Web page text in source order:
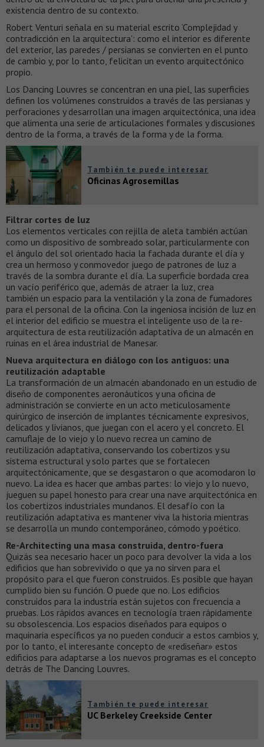
existencia dentro de su contexto.
Robert Venturi señala en su material escrito ‘Complejidad y
contradicción en la arquitectura’: como el interior es diferente
del exterior, las paredes / persianas se convierten en el punto
de cambio y, por lo tanto, felicitan un evento arquitectónico
propio.
Los Dancing Louvres se concentran en una piel, las superficies
definen los volúmenes construidos a través de las persianas y
perforaciones y desarrollan una imagen arquitectónica, una idea
que alimenta una serie de articulaciones formales y discusiones
dentro de la forma, a través de la forma y de la forma.
También te puede interesar
Oficinas Agrosemillas
Filtrar cortes de luz
Los elementos verticales con rejilla de aleta también actúan
como un dispositivo de sombreado solar, particularmente con
el ángulo del sol orientado hacia la fachada durante el día y
crea un hermoso y conmovedor juego de patrones de luz a
través de la sombra durante el día. La superficie bordada crea
un vacío periférico que, además de atraer la luz, crea
también un espacio para la ventilación y la zona de fumadores
para el personal de la oficina. Con la ingeniosa incisión de luz en
el interior del edificio se muestra el inteligente uso de la re-
arquitectura de esta reutilización adaptativa de un almacén en
ruinas en el área industrial de Manesar.
Nueva arquitectura en diálogo con los antiguos: una
reutilización adaptable
La transformación de un almacén abandonado en un estudio de
diseño de componentes aeronáuticos y una oficina de
administración se convierte en un acto meticulosamente
quirúrgico de inserción de implantes técnicamente expresivos,
delicados y livianos, que juegan con el acero y el concreto. El
camuflaje de lo viejo y lo nuevo recrea un camino de
reutilización adaptativa, conservando los cobertizos y su
sistema estructural y solo partes que se fortalecen
arquitectónicamente, que se desgastaron o que acomodaron lo
nuevo. La idea es hacer que ambas partes: lo viejo y lo nuevo,
jueguen su papel honesto para crear una nave arquitectónica en
los cobertizos industriales mundanos. El desafío con la
reutilización adaptativa es mantener viva la historia mientras
se desarrolla un mundo contemporáneo, cómodo y poético.
Re-Architecting una masa construida, dentro-fuera
Quizás sea necesario hacer un poco para devolver la vida a los
edificios que han sobrevivido o que ya no sirven para el
propósito para el que fueron construidos. Es posible que hayan
cumplido bien su función. O puede que no. Los edificios
construidos para la industria están sujetos con frecuencia a
pruebas. Los rápidos avances en tecnología traen rápidamente
su obsolescencia. Los espacios diseñados para equipos o
maquinaria específicos ya no pueden conducir a estos cambios y,
por lo tanto, el interesante concepto de «rediseñar» estos
edificios para adaptarse a los nuevos programas es el concepto
detrás de The Dancing Louvres.
También te puede interesar
UC Berkeley Creekside Center